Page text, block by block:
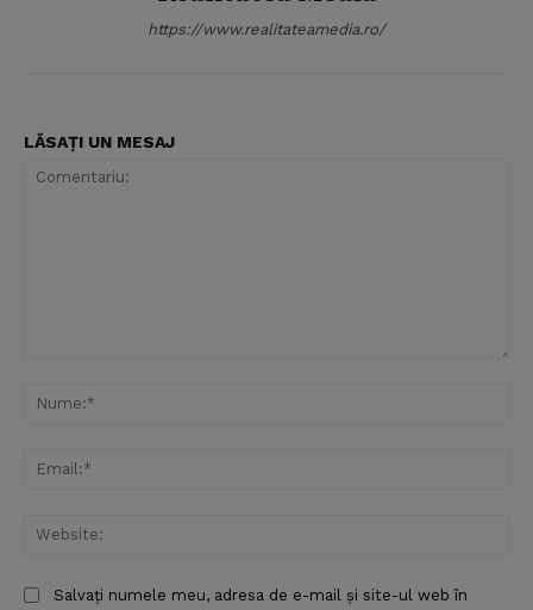
https://www.realitateamedia.ro/
LĂSAȚI UN MESAJ
Salvați numele meu, adresa de e-mail și site-ul web în